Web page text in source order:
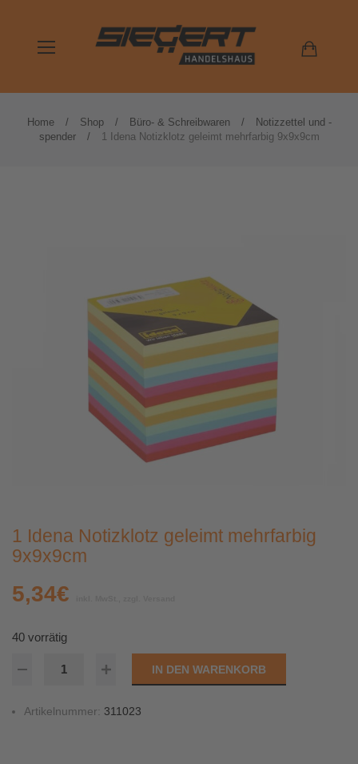
Home Shop Büro- & Schreibwaren
Notizzettel und -
spender
1 Idena Notizklotz geleimt mehrfarbig 9x9x9cm
1 Idena Notizklotz geleimt mehrfarbig
9x9x9cm
5,34€
40 vorrätig
IN DEN WARENKORB
Artikelnummer: 311023